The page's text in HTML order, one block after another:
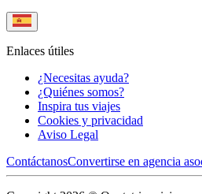
Enlaces útiles
¿Necesitas ayuda?
¿Quiénes somos?
Inspira tus viajes
Cookies y privacidad
Aviso Legal
ContáctanosConvertirse en agencia